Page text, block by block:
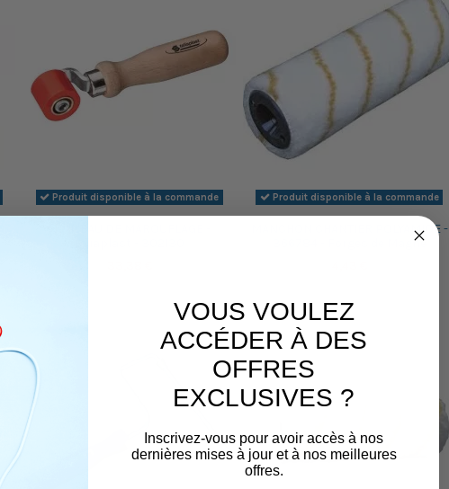
Produit disponible à la commande Produit disponible à la commande
MANCHON CHANTIER POLYAMIDE -
366784 - Forges de Magne
VOUS VOULEZ
ACCÉDER À DES
OFFRES
EXCLUSIVES ?
Inscrivez-vous pour avoir accès à nos
dernières mises à jour et à nos meilleures
offres.